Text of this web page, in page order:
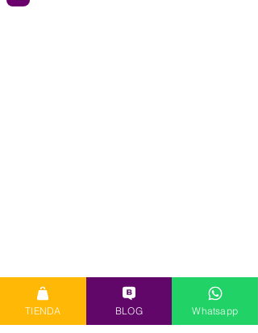
TIENDA BLOG Whatsapp